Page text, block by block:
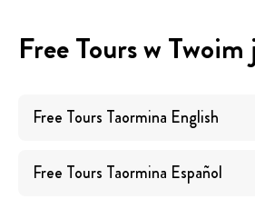
Free Tours w Twoim
Free Tours Taormina English
Free Tours Taormina Español